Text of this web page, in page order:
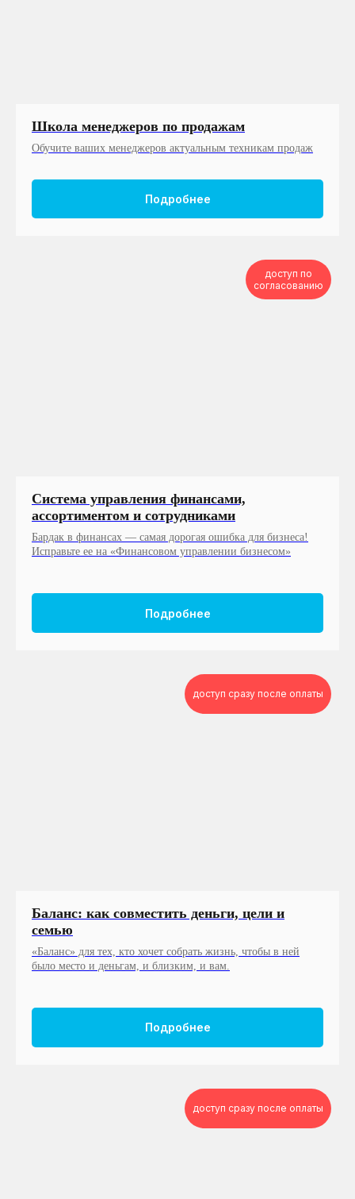
Школа менеджеров по продажам
Обучите ваших менеджеров актуальным техникам продаж
Подробнее
доступ по
согласованию
Система управления финансами,
ассортиментом и сотрудниками
Бардак в финансах — самая дорогая ошибка для бизнеса!
Исправьте ее на «Финансовом управлении бизнесом»
Подробнее
доступ сразу после оплаты
Баланс: как совместить деньги, цели и
семью
«Баланс» для тех, кто хочет собрать жизнь, чтобы в ней
было место и деньгам, и близким, и вам.
Подробнее
доступ сразу после оплаты